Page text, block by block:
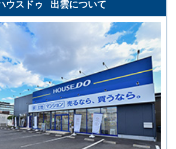
ウスドゥ 出雲について